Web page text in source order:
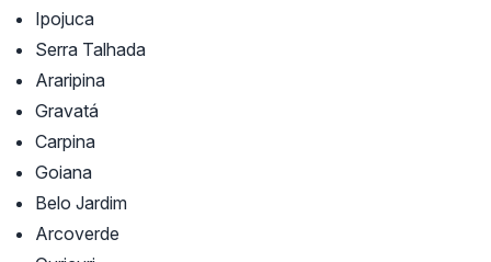
Ipojuca
Serra Talhada
Araripina
Gravatá
Carpina
Goiana
Belo Jardim
Arcoverde